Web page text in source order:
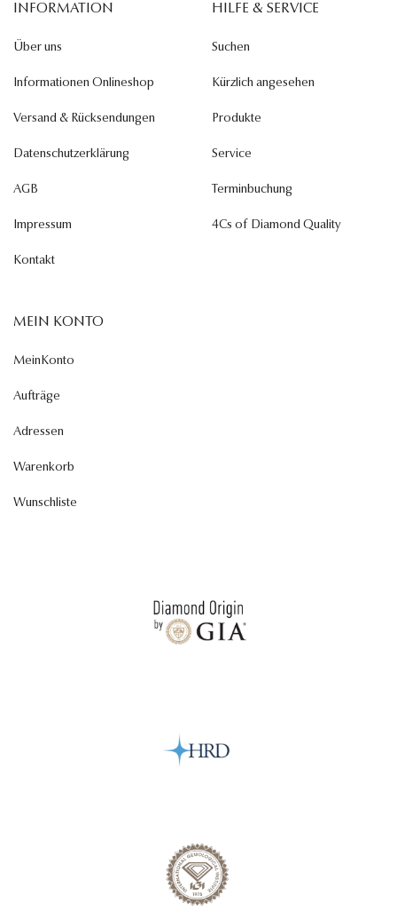
INFORMATION
Über uns
Informationen Onlineshop
Versand & Rücksendungen
Datenschutzerklärung
AGB
Impressum
Kontakt
HILFE & SERVICE
Suchen
Kürzlich angesehen
Produkte
Service
Terminbuchung
4Cs of Diamond Quality
MEIN KONTO
MeinKonto
Aufträge
Adressen
Warenkorb
Wunschliste